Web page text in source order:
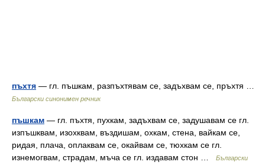
пъхтя — гл. пъшкам, разпъхтявам се, задъхвам се, пръхтя …
Български синонимен речник
пъшкам — гл. пъхтя, пухкам, задъхвам се, задушавам се гл.
изпъшквам, изохквам, въздишам, охкам, стена, вайкам се,
ридая, плача, оплаквам се, окайвам се, тюхкам се гл.
изнемогвам, страдам, мъча се гл. издавам стон …
Български